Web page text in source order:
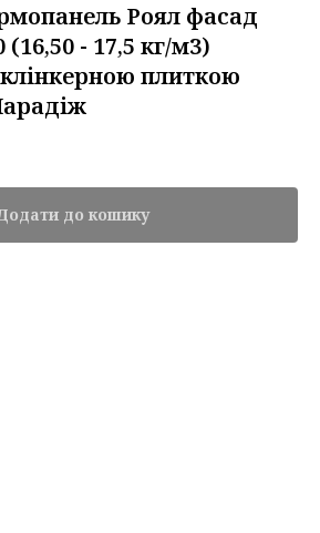
Роял фасад
- 17,5 кг/м3)
плиткою
до кошику